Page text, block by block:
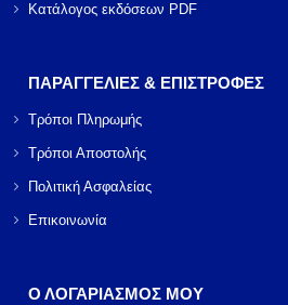
Κατάλογος εκδόσεων PDF
ΠΑΡΑΓΓΕΛΙΕΣ & ΕΠΙΣΤΡΟΦΕΣ
Τρόποι Πληρωμής
Τρόποι Αποστολής
Πολιτική Ασφαλείας
Επικοινωνία
Ο ΛΟΓΑΡΙΑΣΜΟΣ ΜΟΥ